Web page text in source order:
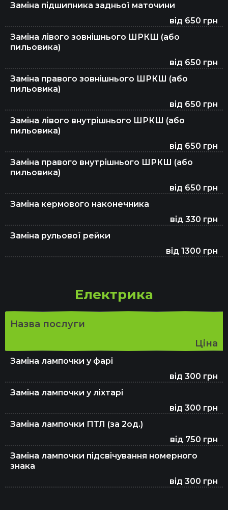
Заміна підшипника задньої маточини
від 650 грн
Заміна лівого зовнішнього ШРКШ (або
пильовика)
від 650 грн
Заміна правого зовнішнього ШРКШ (або
пильовика)
від 650 грн
Заміна лівого внутрішнього ШРКШ (або
пильовика)
від 650 грн
Заміна правого внутрішнього ШРКШ (або
пильовика)
від 650 грн
Заміна кермового наконечника
від 330 грн
Заміна рульової рейки
від 1300 грн
Електрика
Назва послуги
Ціна
Заміна лампочки у фарі
від 300 грн
Заміна лампочки у ліхтарі
від 300 грн
Заміна лампочки ПТЛ (за 2од.)
від 750 грн
Заміна лампочки підсвічування номерного
знака
від 300 грн